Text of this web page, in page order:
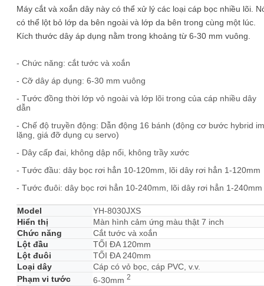
Máy cắt và xoắn dây này có thể xử lý các loại cáp bọc nhiều lõi.
có thể lột bỏ lớp da bên ngoài và lớp da bên trong cùng một lúc.
Kích thước dây áp dụng nằm trong khoảng từ 6-30 mm vuông.
- Chức năng: cắt tước và xoắn
- Cỡ dây áp dụng: 6-30 mm vuông
- Tước đồng thời lớp vỏ ngoài và lớp lõi trong của cáp nhiều dây
dẫn
- Chế độ truyền động: Dẫn động 16 bánh (động cơ bước hybrid im
lặng, giá đỡ dụng cụ servo)
- Dây cấp đai, không dập nổi, không trầy xước
- Tước đầu: dây bọc rơi hẳn 10-120mm, lõi dây rơi hẳn 1-120mm
- Tước đuôi: dây bọc rơi hẳn 10-240mm, lõi dây rơi hẳn 1-240mm
Model
YH-8030JXS
Hiển thị
Màn hình cảm ứng màu thật 7 inch
Chức năng
Cắt tước và xoắn
Lột đầu
TỐI ĐA 120mm
Lột đuôi
TỐI ĐA 240mm
Loại dây
Cáp có vỏ bọc, cáp PVC, v.v.
Phạm vi tước
6-30mm 2